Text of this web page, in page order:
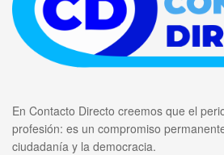
En Contacto Directo creemos que el
profesión: es un compromiso
ciudadanía y la democracia.